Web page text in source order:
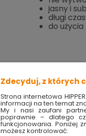
jasny i
długi
do
Sprawdź
41.98 zł/litr
Zdecyduj, z których
Strona internetowa
informacji na ten temat
My i nasi zaufani
poprawnie – dlatego
funkcjonowania. Poniżej
możesz kontrolować: